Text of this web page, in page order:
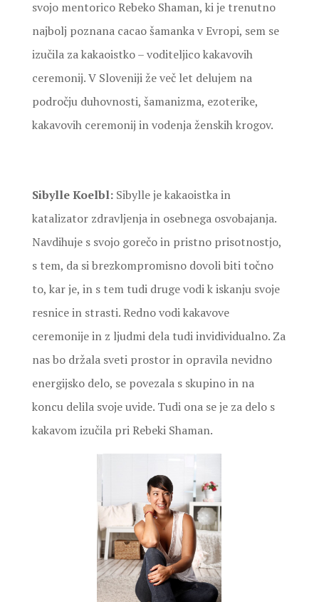
svojo mentorico Rebeko Shaman, ki je trenutno
najbolj poznana cacao šamanka v Evropi, sem se
izučila za kakaoistko – voditeljico kakavovih
ceremonij. V Sloveniji že več let delujem na
področju duhovnosti, šamanizma, ezoterike,
kakavovih ceremonij in vodenja ženskih krogov.
Sibylle Koelbl:Sibylle je kakaoistka in
katalizator zdravljenja in osebnega osvobajanja.
Navdihuje s svojo gorečo in pristno prisotnostjo,
s tem, da si brezkompromisno dovoli biti točno
to, kar je, in s tem tudi druge vodi k iskanju svoje
resnice in strasti. Redno vodi kakavove
ceremonije in z ljudmi dela tudi invidividualno. Za
nas bo držala sveti prostor in opravila nevidno
energijsko delo, se povezala s skupino in na
koncu delila svoje uvide. Tudi ona se je za delo s
kakavom izučila pri Rebeki Shaman.